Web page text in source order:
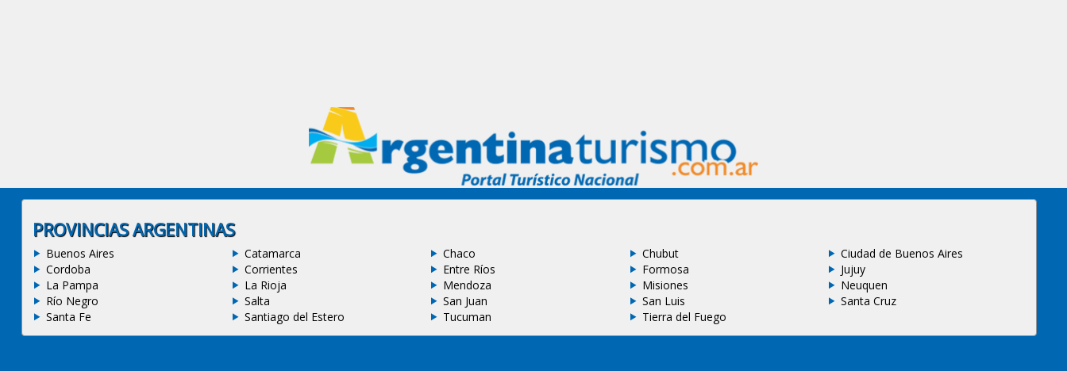
PROVINCIAS ARGENTINAS
Buenos Aires Catamarca Chaco Chubut
Ciudad de Buenos Aires
Cordoba
Corrientes Entre Ríos Formosa
Jujuy
La Pampa
La Rioja Mendoza Misiones
Neuquen
Río Negro
Salta San Juan San Luis
Santa Cruz
Santa Fe
Santiago del Estero Tucuman Tierra del Fuego